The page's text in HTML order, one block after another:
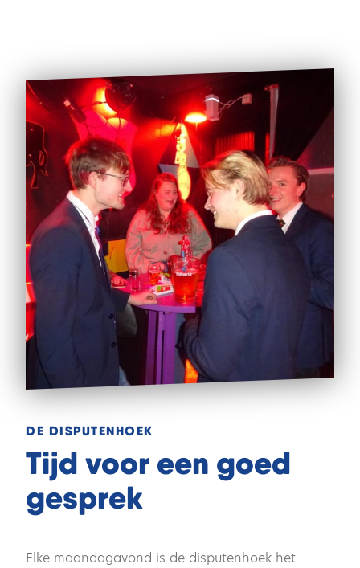
DE DISPUTENHOEK
Tijd voor een goed
gesprek
Elke maandagavond is de disputenhoek het